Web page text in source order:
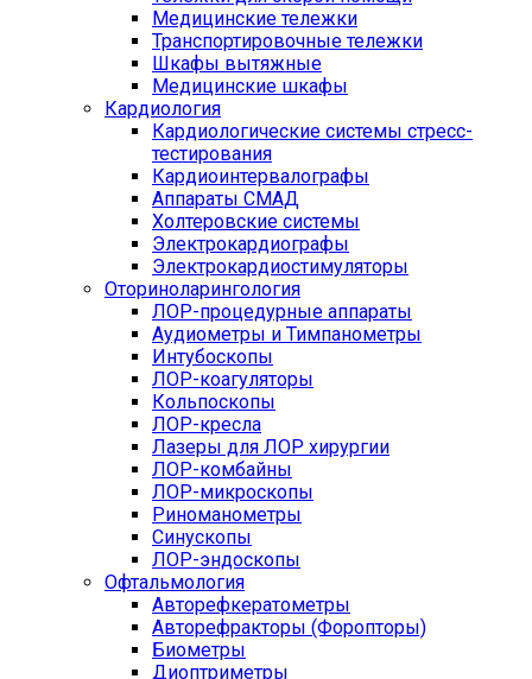
Медицинские тележки
Транспортировочные тележки
Шкафы вытяжные
Медицинские шкафы
Кардиология
Кардиологические системы стресс-
тестирования
Кардиоинтервалографы
Аппараты СМАД
Холтеровские системы
Электрокардиографы
Электрокардиостимуляторы
Оториноларингология
ЛОР-процедурные аппараты
Аудиометры и Тимпанометры
Интубоскопы
ЛОР-коагуляторы
Кольпоскопы
ЛОР-кресла
Лазеры для ЛОР хирургии
ЛОР-комбайны
ЛОР-микроскопы
Риноманометры
Синускопы
ЛОР-эндоскопы
Офтальмология
Авторефкератометры
Авторефракторы (Форопторы)
Биометры
Диоптриметры